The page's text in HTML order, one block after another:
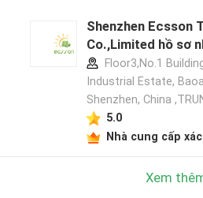
Shenzhen Ecsson
Co.,Limited hồ sơ
Floor3,No.1
Industrial Estate,
Shenzhen, China
5.0
Nhà cung cấp
Xem